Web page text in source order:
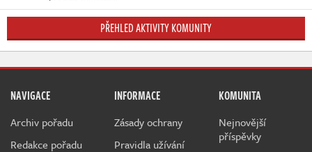
PŘEHLED AKTIVITY KOMUNITY
NAVIGACE
Archiv pořadu
Redakce pořadu
INFORMACE
Zásady ochrany
Pravidla užívání
KOMUNITA
Nejnovější
příspěvky